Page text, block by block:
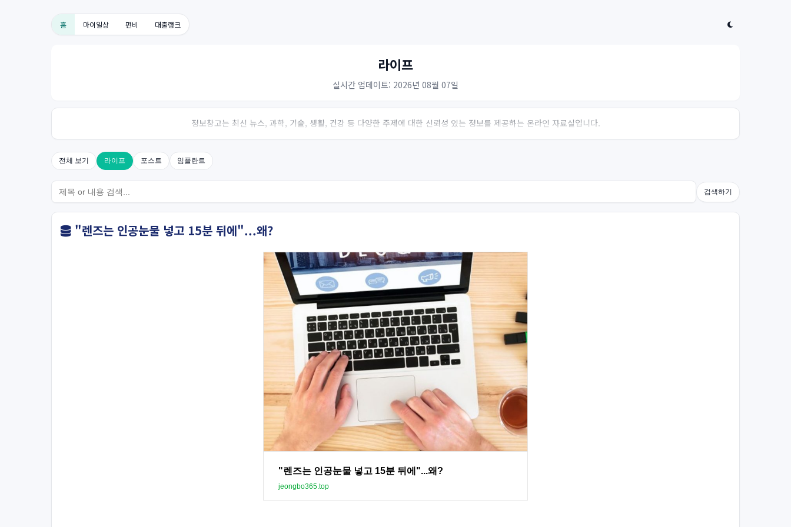
홈 마이일상 펀비 대출랭크
라이프
실시간 업데이트: 2026년 08월 07일
정보창고는 최신 뉴스, 과학, 기술, 생활, 건강 등 다양한 주제에 대한 신뢰성 있는 정보를 제공하는 온라인 자료실입니다.
전체 보기 라이프 포스트 임플란트
검색하기
"렌즈는 인공눈물 넣고 15분 뒤에"...왜?
"렌즈는 인공눈물 넣고 15분 뒤에"...왜?
jeongbo365.top